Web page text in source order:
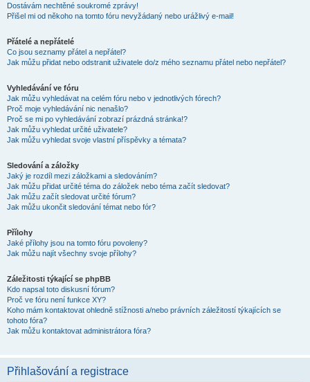
Dostávám nechtěné soukromé zprávy!
Přišel mi od někoho na tomto fóru nevyžádaný nebo urážlivý e-mail!
Přátelé a nepřátelé
Co jsou seznamy přátel a nepřátel?
Jak můžu přidat nebo odstranit uživatele do/z mého seznamu přátel nebo nepřátel?
Vyhledávání ve fóru
Jak můžu vyhledávat na celém fóru nebo v jednotlivých fórech?
Proč moje vyhledávání nic nenašlo?
Proč se mi po vyhledávání zobrazí prázdná stránka!?
Jak můžu vyhledat určité uživatele?
Jak můžu vyhledat svoje vlastní příspěvky a témata?
Sledování a záložky
Jaký je rozdíl mezi záložkami a sledováním?
Jak můžu přidat určité téma do záložek nebo téma začít sledovat?
Jak můžu začít sledovat určité fórum?
Jak můžu ukončit sledování témat nebo fór?
Přílohy
Jaké přílohy jsou na tomto fóru povoleny?
Jak můžu najít všechny svoje přílohy?
Záležitosti týkající se phpBB
Kdo napsal toto diskusní fórum?
Proč ve fóru není funkce XY?
Koho mám kontaktovat ohledně stížnosti a/nebo právních záležitostí týkajících se
tohoto fóra?
Jak můžu kontaktovat administrátora fóra?
Přihlašování a registrace